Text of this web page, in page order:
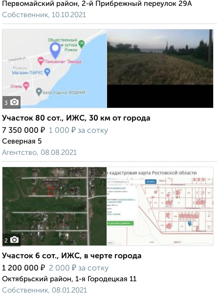
Первомайский район, 2-й Прибрежный переулок 29А
Собственник, 10.10.2021
3
Участок 80 сот., ИЖС, 30 км от города
7 350 000 ₽ 1 000 ₽ за сотку
Северная 5
Агентство, 08.08.2021
2
Участок 6 сот., ИЖС, в черте города
1 200 000 ₽ 2 000 ₽ за сотку
Октябрьский район, 1-я Городецкая 11
Собственник, 08.01.2021